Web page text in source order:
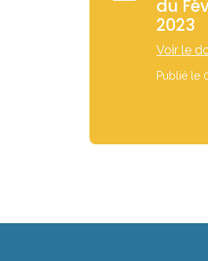
du
2023
Voir le
Publié le